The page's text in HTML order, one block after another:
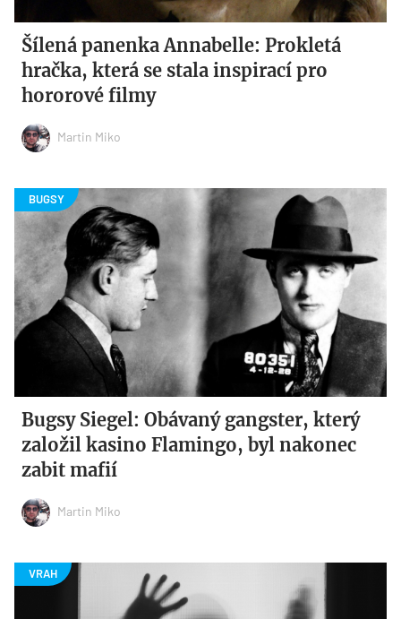
Šílená panenka Annabelle: Prokletá
hračka, která se stala inspirací pro
hororové filmy
Martin Miko
Bugsy Siegel: Obávaný gangster, který
založil kasino Flamingo, byl nakonec
zabit mafií
Martin Miko